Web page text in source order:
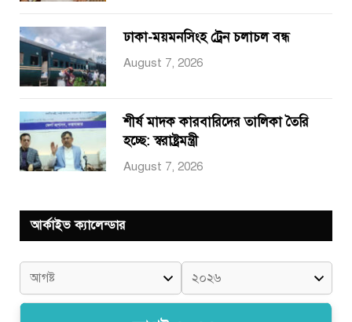
ঢাকা-ময়মনসিংহ ট্রেন চলাচল বন্ধ
August 7, 2026
শীর্ষ মাদক কারবারিদের তালিকা তৈরি
হচ্ছে: স্বরাষ্ট্রমন্ত্রী
August 7, 2026
আর্কাইভ ক্যালেন্ডার